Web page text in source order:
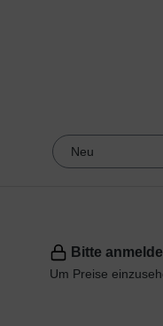
Bitte
Um Preise